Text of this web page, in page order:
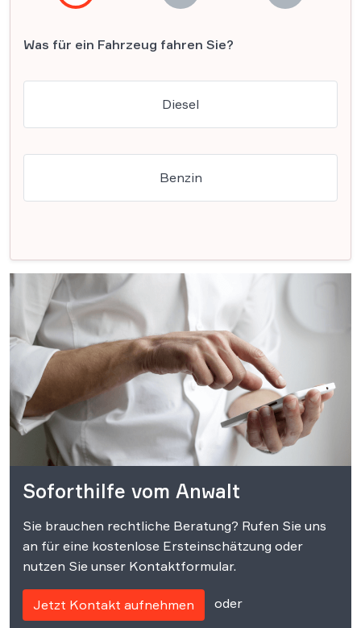
Was für ein Fahrzeug fahren Sie?
Diesel
Benzin
Soforthilfe vom Anwalt
Sie brauchen rechtliche Beratung? Rufen Sie uns
an für eine kostenlose Ersteinschätzung oder
nutzen Sie unser Kontaktformular.
Jetzt Kontakt aufnehmen oder